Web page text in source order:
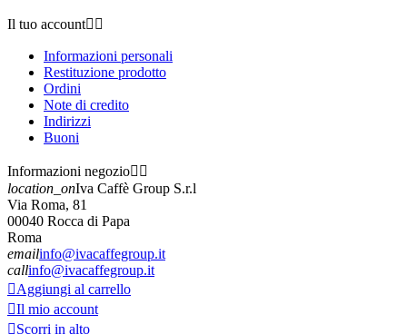
Il tuo account 
Informazioni personali
Restituzione prodotto
Ordini
Note di credito
Indirizzi
Buoni
Informazioni negozio 
location_onIva Caffè Group S.r.l
Via Roma, 81
00040 Rocca di Papa
Roma
emailinfo@ivacaffegroup.it
callinfo@ivacaffegroup.it
Aggiungi al carrello
Il mio account
Scorri in alto